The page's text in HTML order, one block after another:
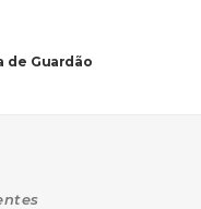
de Guardão